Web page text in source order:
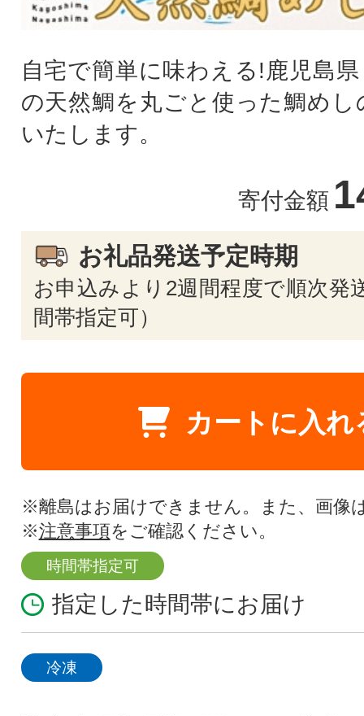
自宅で簡単に味わえる!鹿児島
の天然鯛を丸ごと使った鯛めし
いたします。
寄付金額
お礼品発送予定時期
お申込みより2週間程度で順次発
間帯指定可）
カートに入れ
※離島はお届けできません。また、画像
※注意事項をご確認ください。
時間帯指定可
指定した時間帯にお届け
冷凍